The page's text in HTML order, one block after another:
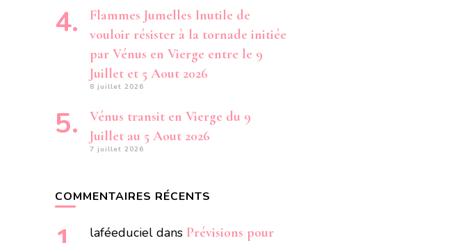
Flammes Jumelles Inutile de
vouloir résister à la tornade initiée
par Vénus en Vierge entre le 9
Juillet et 5 Aout 2026
8 juillet 2026
Vénus transit en Vierge du 9
Juillet au 5 Aout 2026
7 juillet 2026
COMMENTAIRES RÉCENTS
laféeduciel dans Prévisions pour